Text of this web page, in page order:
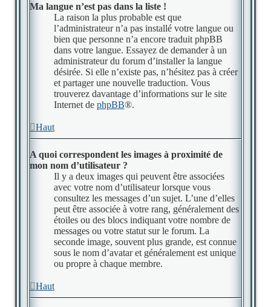
Ma langue n’est pas dans la liste !
La raison la plus probable est que
l’administrateur n’a pas installé votre langue ou
bien que personne n’a encore traduit phpBB
dans votre langue. Essayez de demander à un
administrateur du forum d’installer la langue
désirée. Si elle n’existe pas, n’hésitez pas à créer
et partager une nouvelle traduction. Vous
trouverez davantage d’informations sur le site
Internet de phpBB®.
Haut
A quoi correspondent les images à proximité de
mon nom d’utilisateur ?
Il y a deux images qui peuvent être associées
avec votre nom d’utilisateur lorsque vous
consultez les messages d’un sujet. L’une d’elles
peut être associée à votre rang, généralement des
étoiles ou des blocs indiquant votre nombre de
messages ou votre statut sur le forum. La
seconde image, souvent plus grande, est connue
sous le nom d’avatar et généralement est unique
ou propre à chaque membre.
Haut